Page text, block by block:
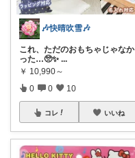
🎶快晴吹雪🎶
これ、ただのおもちゃじゃなか
った…🥺✨️ ...
￥ 10,990～
0 0 10
コレ いいね